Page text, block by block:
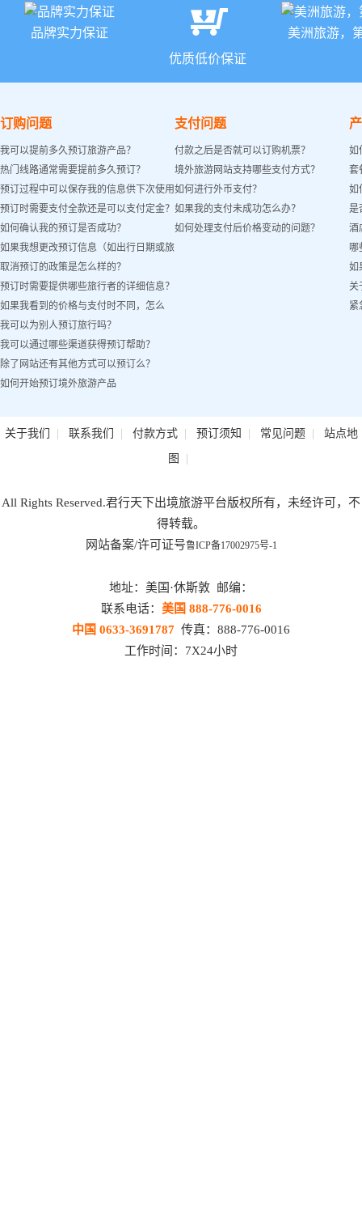
品牌实力保证
优质低价保证
美洲旅游，
订购问题
我可以提前多久预订旅游产品？
热门线路通常需要提前多久预订？
预订过程中可以保存我的信息供下次使用
吗？
预订时需要支付全款还是可以支付定金？
如何确认我的预订是否成功？
如果我想更改预订信息（如出行日期或旅
客姓名）怎么办？
取消预订的政策是怎么样的？
预订时需要提供哪些旅行者的详细信息？
如果我看到的价格与支付时不同，怎么
办？
我可以为别人预订旅行吗？
我可以通过哪些渠道获得预订帮助？
除了网站还有其他方式可以预订么？
如何开始预订境外旅游产品
支付问题
付款之后是否就可以订购机票？
境外旅游网站支持哪些支付方式？
如何进行外币支付？
如果我的支付未成功怎么办？
如何处理支付后价格变动的问题？
如
套
如
是
酒
哪
如
关
紧
关于我们 | 联系我们 | 付款方式| 预订须知 | 常见问题| 站点地
图 |
All Rights Reserved.君行天下出境旅游平台版权所有，未经许可，不
得转载。
网站备案/许可证号鲁ICP备17002975号-1
地址：美国·休斯敦 邮编：
联系电话： 美国 888-776-0016
中国 0633-3691787 传真：888-776-0016
工作时间：7X24小时